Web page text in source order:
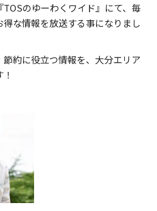
のゆーわくワイド』にて、毎
な情報を放送する事になりまし
約に役立つ情報を、大分エリア